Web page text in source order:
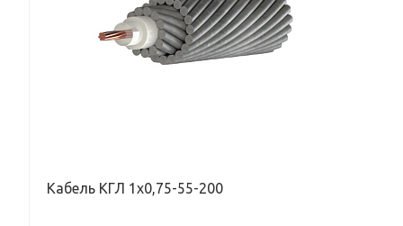
Кабель КГЛ 1х0,75-55-200